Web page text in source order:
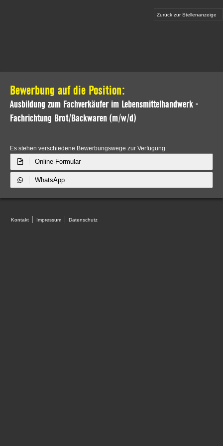
Zurück zur Stellenanzeige
Bewerbung auf die Position:
Ausbildung zum Fachverkäufer im Lebensmittelhandwerk -
Fachrichtung Brot/Backwaren (m/w/d)
Es stehen verschiedene Bewerbungswege zur Verfügung:
Online-Formular
WhatsApp
Kontakt Impressum Datenschutz